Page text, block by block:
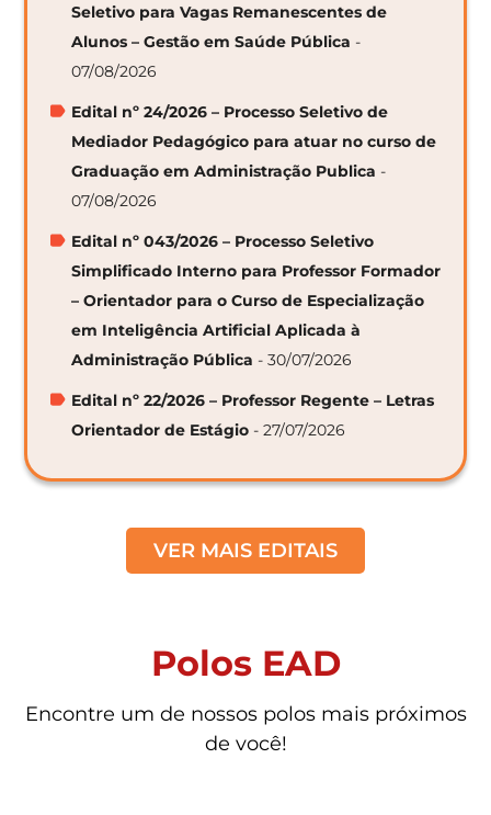
Seletivo para Vagas Remanescentes de
Alunos – Gestão em Saúde Pública -
07/08/2026
Edital nº 24/2026 – Processo Seletivo de
Mediador Pedagógico para atuar no curso de
Graduação em Administração Publica -
07/08/2026
Edital nº 043/2026 – Processo Seletivo
Simplificado Interno para Professor Formador
– Orientador para o Curso de Especialização
em Inteligência Artificial Aplicada à
Administração Pública - 30/07/2026
Edital nº 22/2026 – Professor Regente – Letras
Orientador de Estágio - 27/07/2026
VER MAIS EDITAIS
Polos EAD
Encontre um de nossos polos mais próximos
de você!